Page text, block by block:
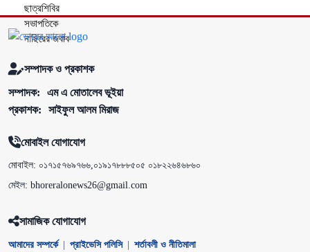
সম্পাদক ও প্রকাশক
সম্পাদক:
এম এ মোতালেব ভূইয়া
প্রকাশক:
সাইফুল আলম মিরাজ
মোবাইল যোগাযোগ
মোবাইল: ০১৭১৫৭৬৯৭৬৬,০১৯১৭৮৮৮৫০৫ ০১৮২২৬৪৬৮৬০
মেইল: bhoreralonews26@gmail.com
সামাজিক যোগাযোগ
আমাদের সম্পর্কে প্রাইভেসি পলিসি শর্তাবলী ও নীতিমালা